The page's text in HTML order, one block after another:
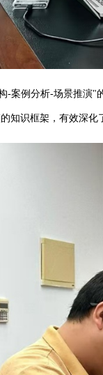
例分析-场景推演"的
知识框架，有效深化